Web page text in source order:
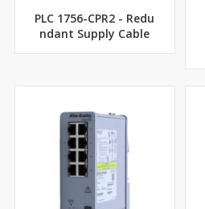
PLC 1756-CPR2 - Redu
ndant Supply Cable